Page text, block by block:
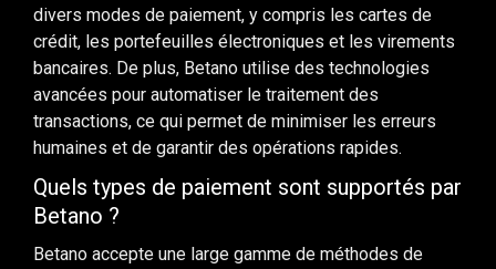
divers modes de paiement, y compris les cartes de
crédit, les portefeuilles électroniques et les virements
bancaires. De plus, Betano utilise des technologies
avancées pour automatiser le traitement des
transactions, ce qui permet de minimiser les erreurs
humaines et de garantir des opérations rapides.
Quels types de paiement sont supportés par
Betano ?
Betano accepte une large gamme de méthodes de